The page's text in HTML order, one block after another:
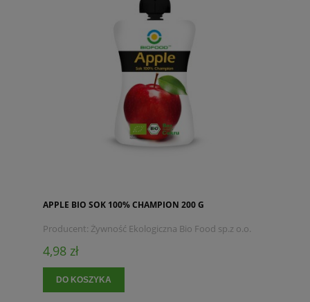
APPLE BIO SOK 100% CHAMPION 200 G
Producent: Żywność Ekologiczna Bio Food sp.z o.o.
4,98 zł
DO KOSZYKA